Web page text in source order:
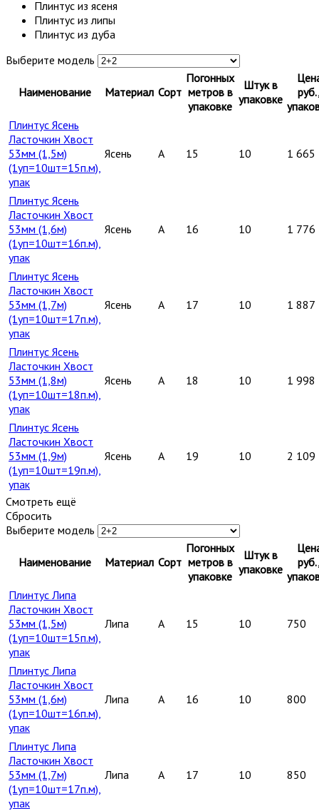
Плинтус из ясеня
Плинтус из липы
Плинтус из дуба
Выберите модель
Наименование Материал Сорт
Погонных
метров в
упаковке
Штук в
упаковке
Плинтус Ясень
Ласточкин Хвост
53мм (1,5м)
(1уп=10шт=15п.м),
упак
Ясень A 15 10 1 665
Плинтус Ясень
Ласточкин Хвост
53мм (1,6м)
(1уп=10шт=16п.м),
упак
Ясень A 16 10 1 776
Плинтус Ясень
Ласточкин Хвост
53мм (1,7м)
(1уп=10шт=17п.м),
упак
Ясень A 17 10 1 887
Плинтус Ясень
Ласточкин Хвост
53мм (1,8м)
(1уп=10шт=18п.м),
упак
Ясень A 18 10 1 998
Плинтус Ясень
Ласточкин Хвост
53мм (1,9м)
(1уп=10шт=19п.м),
упак
Ясень A 19 10 2 109
Смотреть ещё
Сбросить
Выберите модель
Наименование Материал Сорт
Погонных
метров в
упаковке
Штук в
упаковке
Плинтус Липа
Ласточкин Хвост
53мм (1,5м)
(1уп=10шт=15п.м),
упак
Липа A 15 10 750
Плинтус Липа
Ласточкин Хвост
53мм (1,6м)
(1уп=10шт=16п.м),
упак
Липа A 16 10 800
Плинтус Липа
Ласточкин Хвост
53мм (1,7м)
(1уп=10шт=17п.м),
упак
Липа A 17 10 850